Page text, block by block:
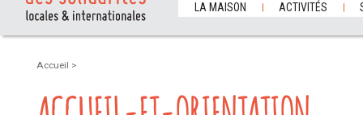
LA MAISON ACTIVITÉS
Accueil >